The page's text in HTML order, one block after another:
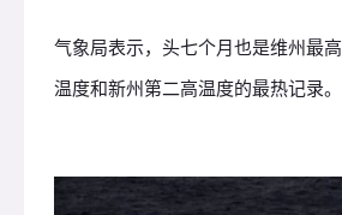
气象局表示，头七个月也是维州最高
温度和新州第二高温度的最热记录。